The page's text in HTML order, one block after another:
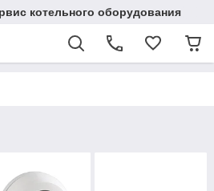
котельного оборудования